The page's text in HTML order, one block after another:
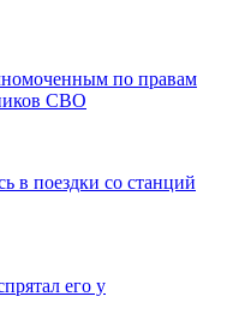
по правам
СВО
в поездки со станций
его у